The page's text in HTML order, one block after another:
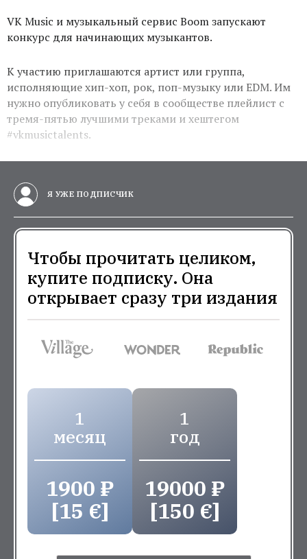
VK Music и музыкальный сервис Boom запускают
конкурс для начинающих музыкантов.
К участию приглашаются артист или группа,
исполняющие хип-хоп, рок, поп-музыку или EDM. Им
нужно опубликовать у себя в сообществе плейлист с
тремя-пятью лучшими треками и хештегом
#vkmusictalents.
Я УЖЕ ПОДПИСЧИК
Чтобы прочитать целиком,
купите подписку. Она
открывает сразу три издания
1
месяц
1900 ₽
[15 €]
1
год
19000 ₽
[150 €]